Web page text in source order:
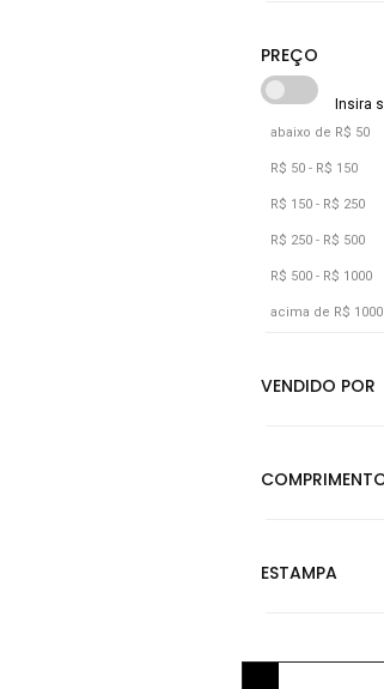
abaixo de R$ 50
R$ 50 - R$ 150
R$ 150 - R$ 250
R$ 250 - R$ 500
R$ 500 - R$ 1000
acima de R$ 1000